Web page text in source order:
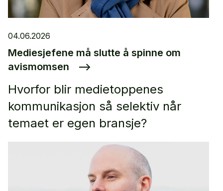
04.06.2026
Mediesjefene må slutte å spinne om
avismomsen
–>
Hvorfor blir medietoppenes
kommunikasjon så selektiv når
temaet er egen bransje?